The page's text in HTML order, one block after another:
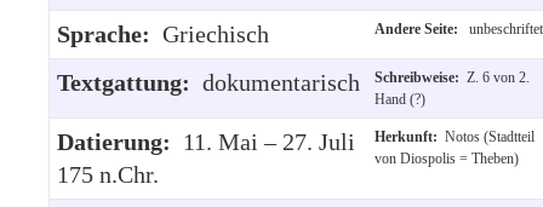
Sprache: Griechisch Andere Seite: unbeschriftet
Textgattung: dokumentarisch Schreibweise: Z. 6 von 2.
Hand (?)
Datierung: 11. Mai – 27. Juli
175 n.Chr.
Herkunft: Notos (Stadtteil
von Diospolis = Theben)